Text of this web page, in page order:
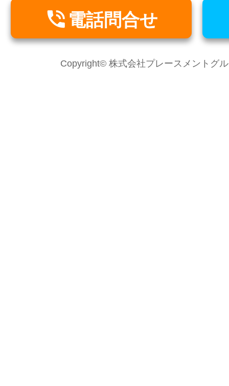
 電話問合せ
Copyright© 株式会社プレースメントグ